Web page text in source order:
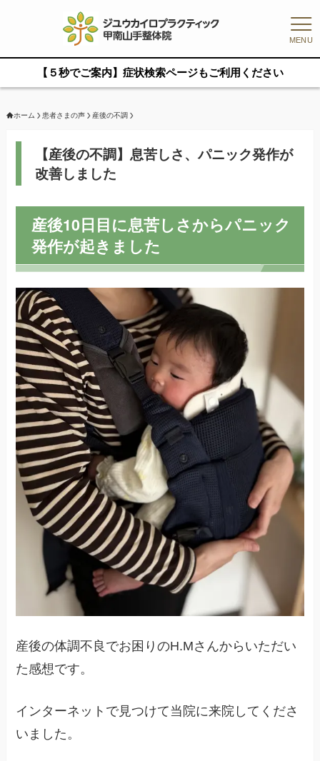
MENU
【５秒でご案内】症状検索ページもご利用ください
ホーム 患者さまの声 産後の不調
【産後の不調】息苦しさ、パニック発作が
改善しました
産後10日目に息苦しさからパニック
発作が起きました
産後の体調不良でお困りのH.Mさんからいただい
た感想です。
インターネットで見つけて当院に来院してくださ
いました。